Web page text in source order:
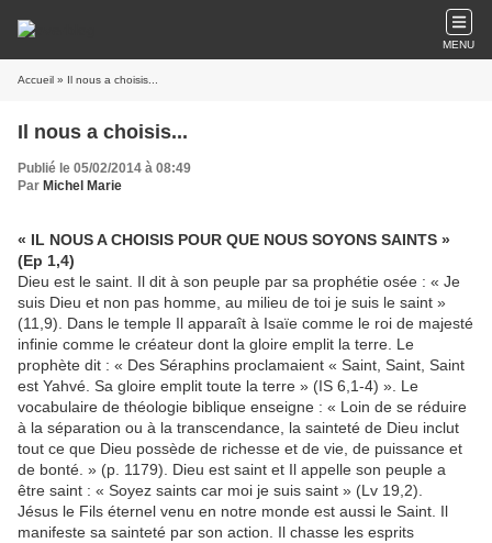
MENU
Accueil » Il nous a choisis...
Il nous a choisis...
Publié le 05/02/2014 à 08:49
Par Michel Marie
« IL NOUS A CHOISIS POUR QUE NOUS SOYONS SAINTS »
(Ep 1,4)
Dieu est le saint. Il dit à son peuple par sa prophétie osée : « Je
suis Dieu et non pas homme, au milieu de toi je suis le saint »
(11,9). Dans le temple Il apparaît à Isaïe comme le roi de majesté
infinie comme le créateur dont la gloire emplit la terre. Le
prophète dit : « Des Séraphins proclamaient « Saint, Saint, Saint
est Yahvé. Sa gloire emplit toute la terre » (IS 6,1-4) ». Le
vocabulaire de théologie biblique enseigne : « Loin de se réduire
à la séparation ou à la transcendance, la sainteté de Dieu inclut
tout ce que Dieu possède de richesse et de vie, de puissance et
de bonté. » (p. 1179). Dieu est saint et Il appelle son peuple a
être saint : « Soyez saints car moi je suis saint » (Lv 19,2).
Jésus le Fils éternel venu en notre monde est aussi le Saint. Il
manifeste sa sainteté par son action. Il chasse les esprits